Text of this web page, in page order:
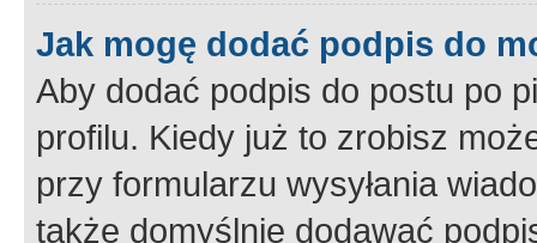
Jak mogę dodać podpis do
Aby dodać podpis do postu po
profilu. Kiedy już to zrobisz
przy formularzu wysyłania
także domyślnie dodawać